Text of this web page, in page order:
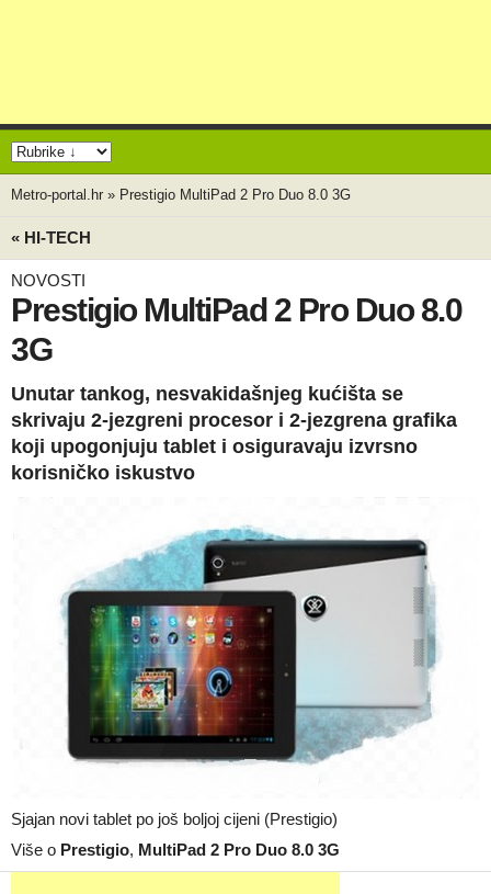
Metro-portal.hr » Prestigio MultiPad 2 Pro Duo 8.0 3G
« HI-TECH
NOVOSTI
Prestigio MultiPad 2 Pro Duo 8.0
3G
Unutar tankog, nesvakidašnjeg kućišta se
skrivaju 2-jezgreni procesor i 2-jezgrena grafika
koji upogonjuju tablet i osiguravaju izvrsno
korisničko iskustvo
Sjajan novi tablet po još boljoj cijeni (Prestigio)
Više o Prestigio, MultiPad 2 Pro Duo 8.0 3G